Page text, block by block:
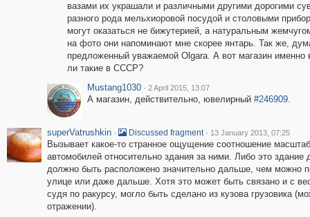
вазами их украшали и различными другими дорогими
разного рода мельхиоровой посудой и столовыми
могут оказаться не бижутерией, а натуральным
на фото они напоминают мне скорее янтарь. Так же,
предложенный уважаемой Olgara. А вот магазин
ли такие в СССР?
Mustang1030 · 2 April 2015, 13:07
А магазин, действительно, ювелирный #246909.
superVatrushkin · Discussed fragment · 13 January 2013, 07:25
Вызывает какое-то странное ощущение соотношение
автомобилей относительно здания за ними. Либо это
должно быть расположено значительно дальше, чем можно
улице или даже дальше. Хотя это может быть связано и с
судя по ракурсу, могло быть сделано из кузова грузовика
отражении).